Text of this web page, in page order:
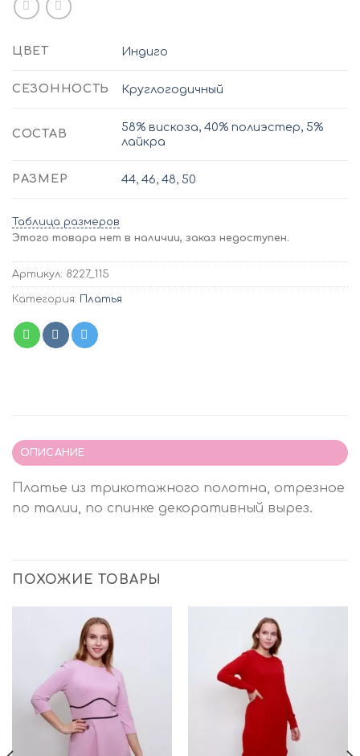
ЦВЕТ Индиго
СЕЗОННОСТЬ Круглогодичный
СОСТАВ
58% вискоза, 40% полиэстер, 5%
лайкра
РАЗМЕР 44,46,48, 50
Таблица размеров
Этого товара нет в наличии, заказ недоступен.
Артикул: 8227_115
Категория: Платья
ОПИСАНИЕ
Платье из трикотажного полотна, отрезное
по талии, по спинке декоративный вырез.
ПОХОЖИЕ ТОВАРЫ